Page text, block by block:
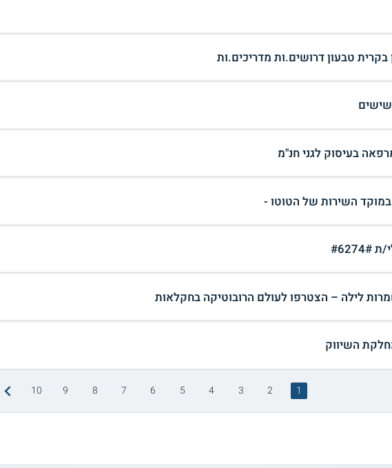
בקרית טבעון דרושים.ות מדריכים.ות
בעיסוק לגני חנ"מ
במוקד השירות של הטוטו -
לילה – הצטרפו לעולם הרובוטיקה בחקלאות
השיווק
1
2
3
4
5
6
7
8
9
10